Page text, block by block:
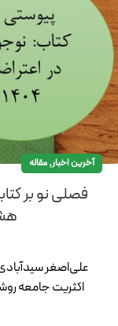
آخرین اخبار,مقاله
فصلی نو بر
علی‌اصغر
اکثریت جامعه